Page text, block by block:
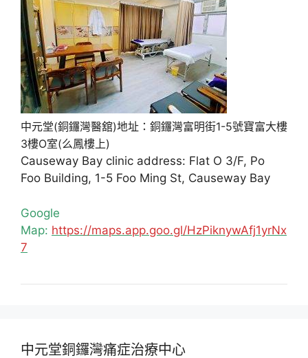
中元堂(銅鑼灣醫舘)地址：銅鑼灣富明街1-5號寶富大樓
3樓O室(么鳳樓上)
Causeway Bay clinic address: Flat O 3/F, Po
Foo Building, 1-5 Foo Ming St, Causeway Bay
Google
Map: https://maps.app.goo.gl/HzPiknywAfj1yrNx
7
中元堂銅鑼灣痛症治療中心